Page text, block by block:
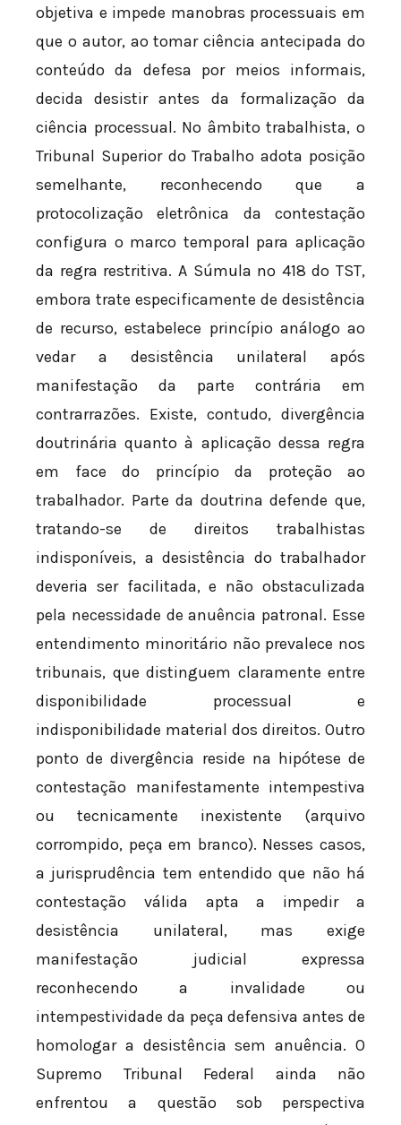
objetiva e impede manobras processuais em
que o autor, ao tomar ciência antecipada do
conteúdo da defesa por meios informais,
decida desistir antes da formalização da
ciência processual. No âmbito trabalhista, o
Tribunal Superior do Trabalho adota posição
semelhante, reconhecendo que a
protocolização eletrônica da contestação
configura o marco temporal para aplicação
da regra restritiva. A Súmula nº 418 do TST,
embora trate especificamente de desistência
de recurso, estabelece princípio análogo ao
vedar a desistência unilateral após
manifestação da parte contrária em
contrarrazões. Existe, contudo, divergência
doutrinária quanto à aplicação dessa regra
em face do princípio da proteção ao
trabalhador. Parte da doutrina defende que,
tratando-se de direitos trabalhistas
indisponíveis, a desistência do trabalhador
deveria ser facilitada, e não obstaculizada
pela necessidade de anuência patronal. Esse
entendimento minoritário não prevalece nos
tribunais, que distinguem claramente entre
disponibilidade processual e
indisponibilidade material dos direitos. Outro
ponto de divergência reside na hipótese de
contestação manifestamente intempestiva
ou tecnicamente inexistente (arquivo
corrompido, peça em branco). Nesses casos,
a jurisprudência tem entendido que não há
contestação válida apta a impedir a
desistência unilateral, mas exige
manifestação judicial expressa
reconhecendo a invalidade ou
intempestividade da peça defensiva antes de
homologar a desistência sem anuência. O
Supremo Tribunal Federal ainda não
enfrentou a questão sob perspectiva